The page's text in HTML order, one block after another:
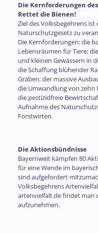
Die Kernforderungen
Rettet die Bienen!
Ziel des Volksbegehrens ist
Naturschutzgesetz zu
Die Kernforderungen: die
Lebensräumen für Tiere;
und kleinen Gewässern in
die Schaffung blühender
Gräben; der massive
die Umwandlung von zehn
die pestizidfreie
Aufnahme des
Forstwirten.
Die Aktionsbündnisse
Bayernweit kämpfen 80
für eine Wende im
sind aufgefordert
Volksbegehrens
artenvielfalt.de findet man
aufzunehmen.